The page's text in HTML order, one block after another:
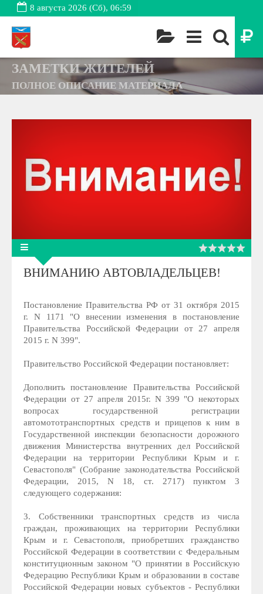
8 августа 2026 (Сб), 06:59
ЗАМЕТКИ ЖИТЕЛЕЙ
ПОЛНОЕ ОПИСАНИЕ МАТЕРИАЛА
ВНИМАНИЮ АВТОВЛАДЕЛЬЦЕВ!
Постановление Правительства РФ от 31 октября 2015
г. N 1171 "О внесении изменения в постановление
Правительства Российской Федерации от 27 апреля
2015 г. N 399".
Правительство Российской Федерации постановляет:
Дополнить постановление Правительства Российской
Федерации от 27 апреля 2015г. N 399 "О некоторых
вопросах государственной регистрации
автомототранспортных средств и прицепов к ним в
Государственной инспекции безопасности дорожного
движения Министерства внутренних дел Российской
Федерации на территории Республики Крым и г.
Севастополя" (Собрание законодательства Российской
Федерации, 2015, N 18, ст. 2717) пунктом 3
следующего содержания:
3. Собственники транспортных средств из числа
граждан, проживающих на территории Республики
Крым и г. Севастополя, приобретших гражданство
Российской Федерации в соответствии с Федеральным
конституционным законом "О принятии в Российскую
Федерацию Республики Крым и образовании в составе
Российской Федерации новых субъектов - Республики